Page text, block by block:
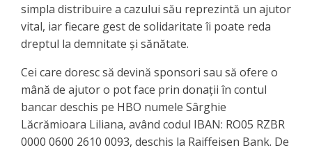
simpla distribuire a cazului său reprezintă un ajutor
vital, iar ​fiecare gest de solidaritate îi poate reda
dreptul la demnitate și sănătate.
Cei care doresc să devină sponsori sau să ofere o
mână de ajutor o pot face prin donații în contul
bancar deschis pe HBO numele Sârghie
Lăcrămioara Liliana, având codul IBAN: RO05 RZBR
0000 0600 2610 0093, deschis la Raiffeisen Bank. De